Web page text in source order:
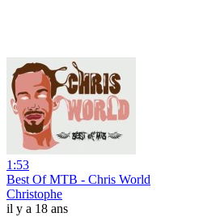
1:53
Best Of MTB - Chris World
Christophe
il y a 18 ans